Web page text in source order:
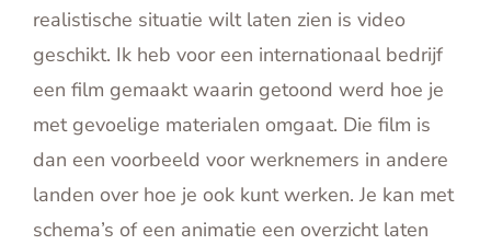
realistische situatie wilt laten zien is video
geschikt. Ik heb voor een internationaal bedrijf
een film gemaakt waarin getoond werd hoe je
met gevoelige materialen omgaat. Die film is
dan een voorbeeld voor werknemers in andere
landen over hoe je ook kunt werken. Je kan met
schema’s of een animatie een overzicht laten